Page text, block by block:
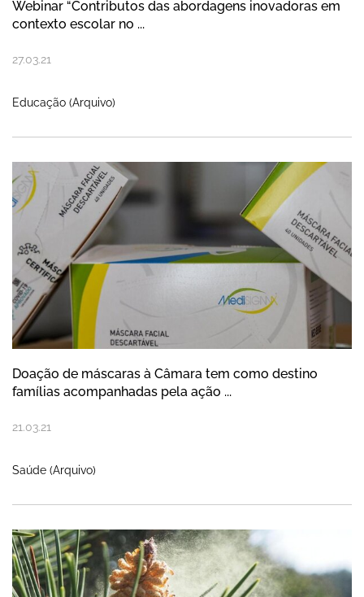
Webinar “Contributos das abordagens inovadoras em
contexto escolar no ...
27.03.21
Educação (Arquivo)
Doação de máscaras à Câmara tem
Doação de máscaras à Câmara tem como destino
famílias acompanhadas pela ação ...
21.03.21
Saúde (Arquivo)
Dia Mundial da Floresta comemorado